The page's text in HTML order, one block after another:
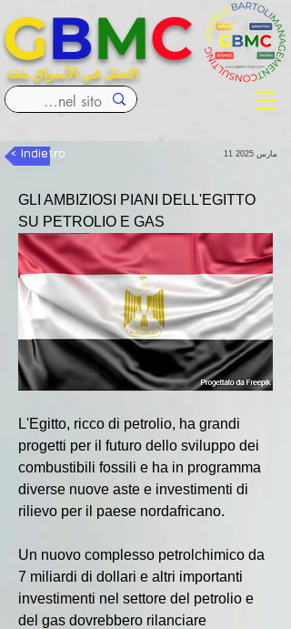
التنقل في الأسواق بثقة
GBMC
< Indietro 11 مارس 2025
GLI AMBIZIOSI PIANI DELL'EGITTO
SU PETROLIO E GAS
L'Egitto, ricco di petrolio, ha grandi
progetti per il futuro dello sviluppo dei
combustibili fossili e ha in programma
diverse nuove aste e investimenti di
rilievo per il paese nordafricano.
Un nuovo complesso petrolchimico da
7 miliardi di dollari e altri importanti
investimenti nel settore del petrolio e
del gas dovrebbero rilanciare